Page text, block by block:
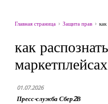
Главная страница Защита прав
как
маркетплейсах
01.07.2026
Пресс-служба Сбер2В